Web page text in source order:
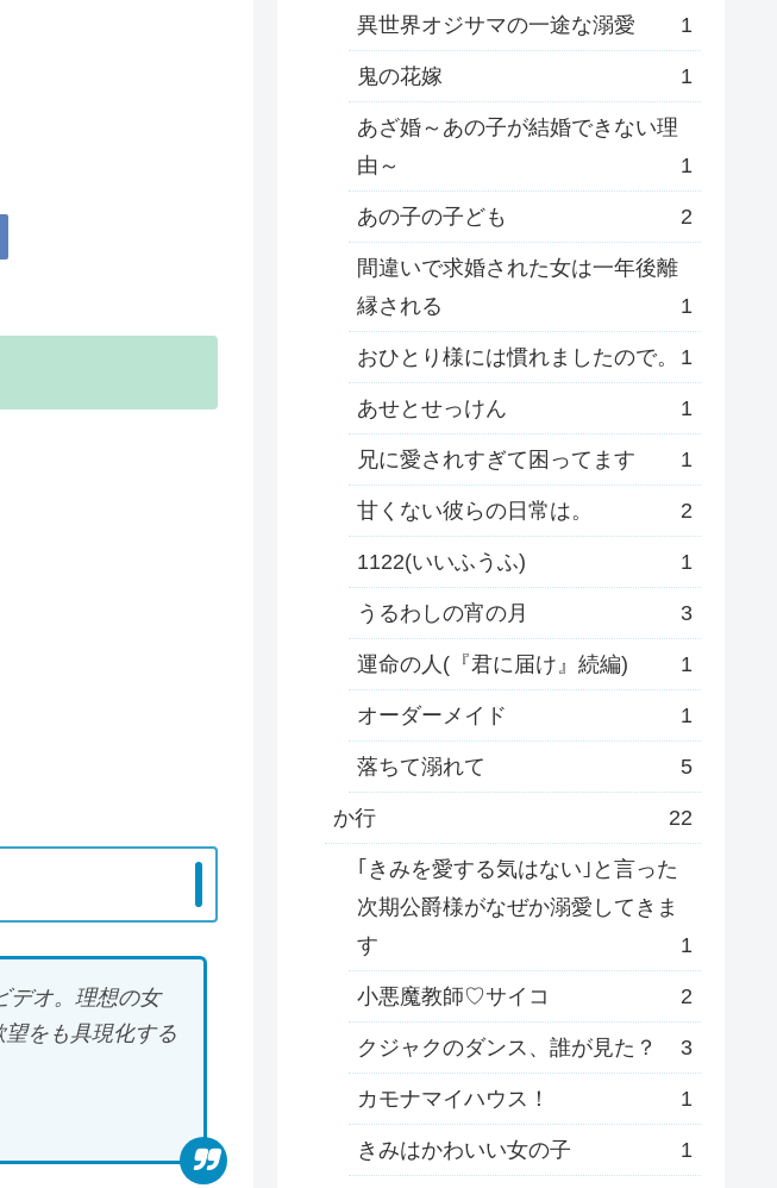
デオ。理想の女
をも具現化する
異世界オジサマの一途な溺愛 1
鬼の花嫁 1
あざ婚～あの子が結婚できない理
由～
1
あの子の子ども 2
間違いで求婚された女は一年後離
縁される
1
おひとり様には慣れましたので。 1
あせとせっけん 1
兄に愛されすぎて困ってます 1
甘くない彼らの日常は。 2
1122(いいふうふ) 1
うるわしの宵の月 3
運命の人(『君に届け』続編) 1
オーダーメイド 1
落ちて溺れて 5
か行 22
｢きみを愛する気はない｣と言った
次期公爵様がなぜか溺愛してきま
す
1
小悪魔教師♡サイコ 2
クジャクのダンス、誰が見た？ 3
カモナマイハウス！ 1
きみはかわいい女の子 1